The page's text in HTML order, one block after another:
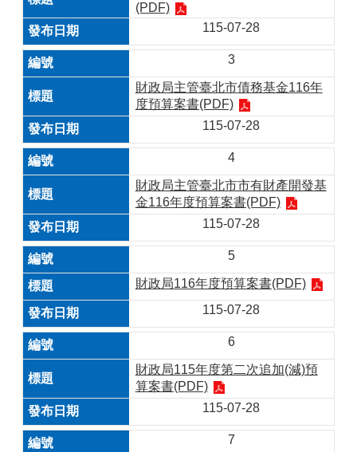
(PDF)
115-07-28
3
財政局主管臺北市債務基金116年
度預算案書(PDF)
115-07-28
4
財政局主管臺北市市有財產開發基
金116年度預算案書(PDF)
115-07-28
5
財政局116年度預算案書(PDF)
115-07-28
6
財政局115年度第二次追加(減)預
算案書(PDF)
115-07-28
7